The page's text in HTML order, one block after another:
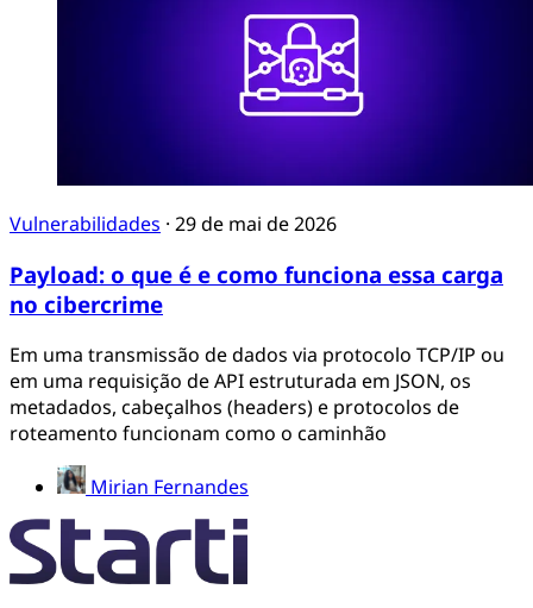
Vulnerabilidades · 29 de mai de 2026
Payload: o que é e como funciona essa carga
no cibercrime
Em uma transmissão de dados via protocolo TCP/IP ou
em uma requisição de API estruturada em JSON, os
metadados, cabeçalhos (headers) e protocolos de
roteamento funcionam como o caminhão
Mirian Fernandes